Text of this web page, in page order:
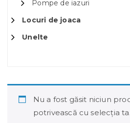
Pompe de iazuri
Locuri de joaca
Unelte
Nu a fost găsit niciun
potrivească cu selecția ta.